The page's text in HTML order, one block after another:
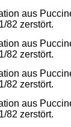
aus
82 zerstört.
aus
82 zerstört.
aus
82 zerstört.
aus
82 zerstört.